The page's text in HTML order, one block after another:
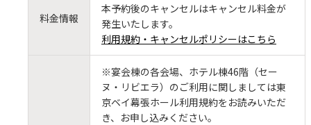
料金情報
本予約後のキャンセルはキャンセル料金が
発生いたします。
利用規約・キャンセルポリシーはこちら
※宴会棟の各会場、ホテル棟46階（セー
ヌ・リビエラ）のご利用に関しましては東
京ベイ幕張ホール利用規約をお読みいただ
き、お申し込みください。